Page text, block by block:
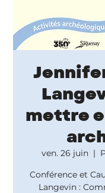
mettre
ven. 26 juin
  |
Conférence et
Langevin :